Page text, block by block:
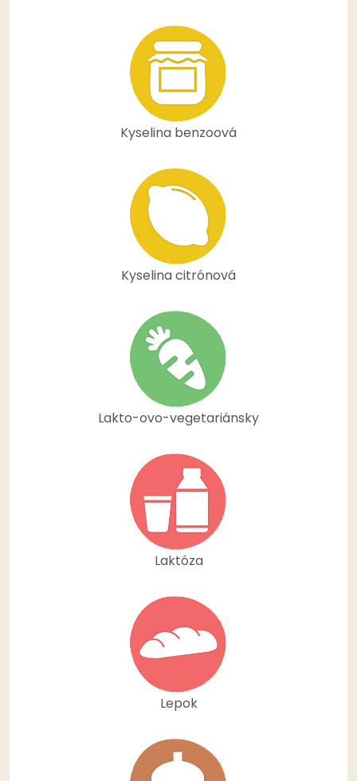
Kyselina benzoová
Kyselina citrónová
Lakto-ovo-vegetariánsky
Laktóza
Lepok